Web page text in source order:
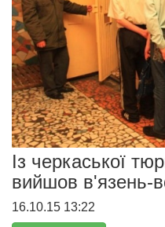
Із черкаської
вийшов в'язень-
16.10.15 13:22